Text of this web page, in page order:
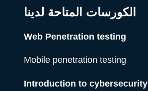
الكورسات المتاحة لدينا
Web Penetration testing
Mobile penetration testing
Introduction to cybersecurity